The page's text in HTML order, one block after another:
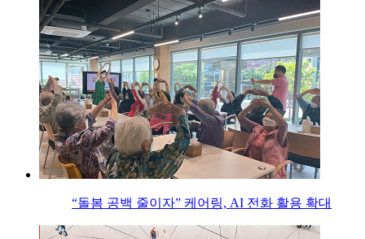
“돌봄 공백 줄이자” 케어링, AI 전화 활용 확대